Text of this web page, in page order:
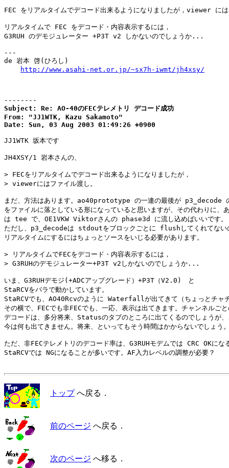
FEC をリアルタイムでデコード出来るようになりましたが，viewer に
リアルタイムで FEC をデコード・内容表示するには，
G3RUH のデモジュレーター +P3T v2 しかないのでしょうか...
---
de 岩本 啓(ひろし)
http://www.asahi-net.or.jp/~sx7h-iwmt/jh4xsy/
--------
Subject: Re: AO-40のFECテレメトリ デコード成功
From: "JJ1WTK, Kazu Sakamoto"
Date: Sun, 03 Aug 2003 01:49:26 +0900
JJ1WTK 坂本です
JH4XSY/1 岩本さんの、
> FECをリアルタイムでデコード出来るようになりましたが，
> viewerにはファイル渡し。
まだ、方法はあります。ao40prototype の一連の最後が
をファイルに落としている形になっていると思いますが、その代わりに、
は tee で、OE1VKW Viktorさんの phase3d に流し込めばいいです。
ただし、p3_decodeは stdoutをブロックごとに flushしてくれてない
リアルタイムにするにはちょっとソースをいじる必要があります。
> リアルタイムでFECをデコード・内容表示するには，
> G3RUHのデモジュレーター+P3T v2しかないのでしょうか...
いま、G3RUHデモジ(+ADCアップグレード）+P3T（V2.0)　と
StaRCVをパラで動かしています。
StaRCVでも、AO40Rcvのように Waterfallが出てきて（ちょっとチャ
その横で、FECでも非FECでも、一応、表示は出てきます。チャンネルご
デコードは、多分将来、Statusのタブのところに出てくるのでしょうが
今は何も出てきません。将来、といってもそう時間はかからないでしょう
ただ、非FECテレメトリのデコード率は、G3RUHモデムでは CRC OKにな
StaRCVでは NGになることが多いです。AF入力レベルの調整が必要？
トップへ戻る．
前のページ へ戻る．
次のページ へ移る．